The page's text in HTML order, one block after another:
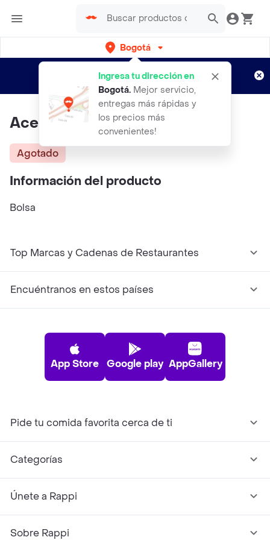
Bogotá
Ingresa tu dirección en
Bogotá. Mejor servicio,
entregas más rápidas y
los precios más
convenientes!
envíos gratis por semanas
Aplican TyC
Acelga
Agotado
Información del producto
Bolsa
Top Marcas y Cadenas de Restaurantes
Encuéntranos en estos países
App Store Google play AppGallery
Pide tu comida favorita cerca de ti
Categorías
Únete a Rappi
Sobre Rappi